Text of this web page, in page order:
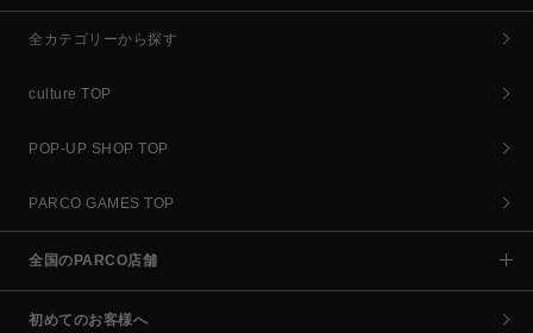
全カテゴリーから探す
culture TOP
POP-UP SHOP TOP
PARCO GAMES TOP
全国のPARCO店舗
初めてのお客様へ